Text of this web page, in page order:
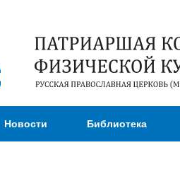
содержанию
Новости Библиотека